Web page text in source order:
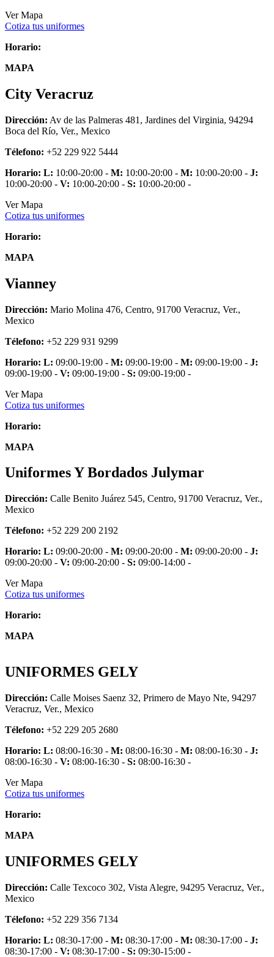
Ver Mapa
Cotiza tus uniformes
Horario:
MAPA
City Veracruz
Dirección: Av de las Palmeras 481, Jardines del Virginia, 94294
Boca del Río, Ver., Mexico
Télefono: +52 229 922 5444
Horario: L: 10:00-20:00 - M: 10:00-20:00 - M: 10:00-20:00 - J:
10:00-20:00 - V: 10:00-20:00 - S: 10:00-20:00 -
Ver Mapa
Cotiza tus uniformes
Horario:
MAPA
Vianney
Dirección: Mario Molina 476, Centro, 91700 Veracruz, Ver.,
Mexico
Télefono: +52 229 931 9299
Horario: L: 09:00-19:00 - M: 09:00-19:00 - M: 09:00-19:00 - J:
09:00-19:00 - V: 09:00-19:00 - S: 09:00-19:00 -
Ver Mapa
Cotiza tus uniformes
Horario:
MAPA
Uniformes Y Bordados Julymar
Dirección: Calle Benito Juárez 545, Centro, 91700 Veracruz, Ver.,
Mexico
Télefono: +52 229 200 2192
Horario: L: 09:00-20:00 - M: 09:00-20:00 - M: 09:00-20:00 - J:
09:00-20:00 - V: 09:00-20:00 - S: 09:00-14:00 -
Ver Mapa
Cotiza tus uniformes
Horario:
MAPA
UNIFORMES GELY
Dirección: Calle Moises Saenz 32, Primero de Mayo Nte, 94297
Veracruz, Ver., Mexico
Télefono: +52 229 205 2680
Horario: L: 08:00-16:30 - M: 08:00-16:30 - M: 08:00-16:30 - J:
08:00-16:30 - V: 08:00-16:30 - S: 08:00-16:30 -
Ver Mapa
Cotiza tus uniformes
Horario:
MAPA
UNIFORMES GELY
Dirección: Calle Texcoco 302, Vista Alegre, 94295 Veracruz, Ver.,
Mexico
Télefono: +52 229 356 7134
Horario: L: 08:30-17:00 - M: 08:30-17:00 - M: 08:30-17:00 - J:
08:30-17:00 - V: 08:30-17:00 - S: 09:30-15:00 -